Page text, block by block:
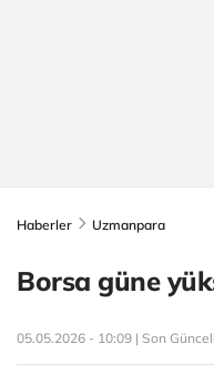
Haberler Uzmanpara
Borsa güne
05.05.2026 - 10:09 | Son